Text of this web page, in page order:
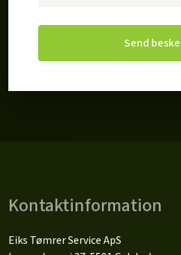
Kontaktinformation
Eiks Tømrer Service ApS